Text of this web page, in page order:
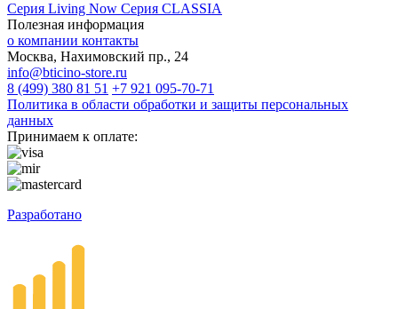
Серия Living Now Серия CLASSIA
Полезная информация
о компании контакты
Москва, Нахимовский пр., 24
info@bticino-store.ru
8 (499) 380 81 51 +7 921 095-70-71
Политика в области обработки и защиты персональных
данных
Принимаем к оплате:
Разработано